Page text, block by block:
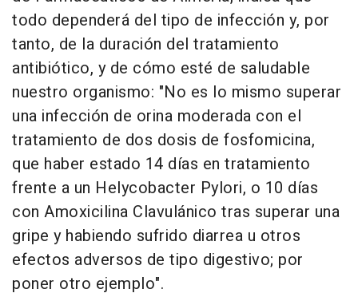
todo dependerá del tipo de infección y, por
tanto, de la duración del tratamiento
antibiótico, y de cómo esté de saludable
nuestro organismo: "No es lo mismo superar
una infección de orina moderada con el
tratamiento de dos dosis de fosfomicina,
que haber estado 14 días en tratamiento
frente a un Helycobacter Pylori, o 10 días
con Amoxicilina Clavulánico tras superar una
gripe y habiendo sufrido diarrea u otros
efectos adversos de tipo digestivo; por
poner otro ejemplo".